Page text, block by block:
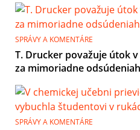
SPRÁVY A KOMENTÁRE
T. Drucker považuje útok
za mimoriadne
SPRÁVY A KOMENTÁRE